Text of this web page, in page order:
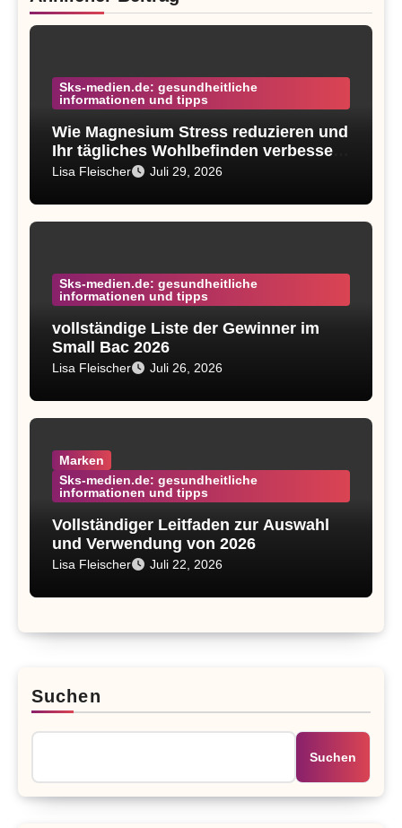
Sks-medien.de: gesundheitliche
informationen und tipps
Wie Magnesium Stress reduzieren und
Ihr tägliches Wohlbefinden verbessern
kann 2026
Lisa Fleischer Juli 29, 2026
Sks-medien.de: gesundheitliche
informationen und tipps
vollständige Liste der Gewinner im
Small Bac 2026
Lisa Fleischer Juli 26, 2026
Marken
Sks-medien.de: gesundheitliche
informationen und tipps
Vollständiger Leitfaden zur Auswahl
und Verwendung von 2026
Lisa Fleischer Juli 22, 2026
Suchen
Suchen